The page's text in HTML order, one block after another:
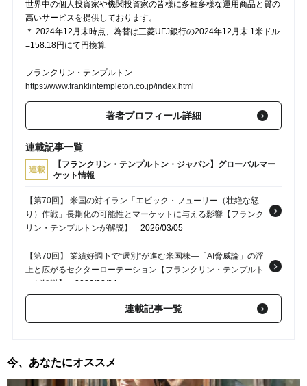
世界中の個人投資家や機関投資家の皆様に多種多様な運用商品と質の
高いサービスを提供しております。
＊ 2024年12月末時点、為替は三菱UFJ銀行の2024年12月末 1米ドル
=158.18円にて円換算
フランクリン・テンプルトン
https://www.franklintempleton.co.jp/index.html
著者プロフィール詳細
連載記事一覧
連載
【フランクリン・テンプルトン・ジャパン】グローバルマー
ケット情報
【第70回】 米国の対イラン「エピック・フューリー（壮絶な怒
り）作戦」長期化の可能性とマーケットに与える影響【フランク
リン・テンプルトンが解説】
2026/03/05
【第70回】 業績好調下で“選別”が進む米国株―「AI脅威論」の浮
上と広がるセクターローテーション【フランクリン・テンプルト
ンが解説】
2026/03/04
【第69回】 米連邦最高裁、トランプ政権の関税措置に違法判断
―経済ファンダメンタルズと市場への影響【フランクリン・テン
【第68回】 利上げで潮目が変わる「豪ドル相場」―米ドルから
の“通貨分散先”として注目が集まる理由【フランクリン・テンプ
連載記事一覧
今、あなたにオススメ